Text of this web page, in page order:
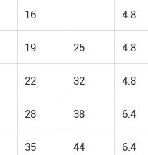
16 4.8
19 25 4.8
22 32 4.8
28 38 6.4
35 44 6.4